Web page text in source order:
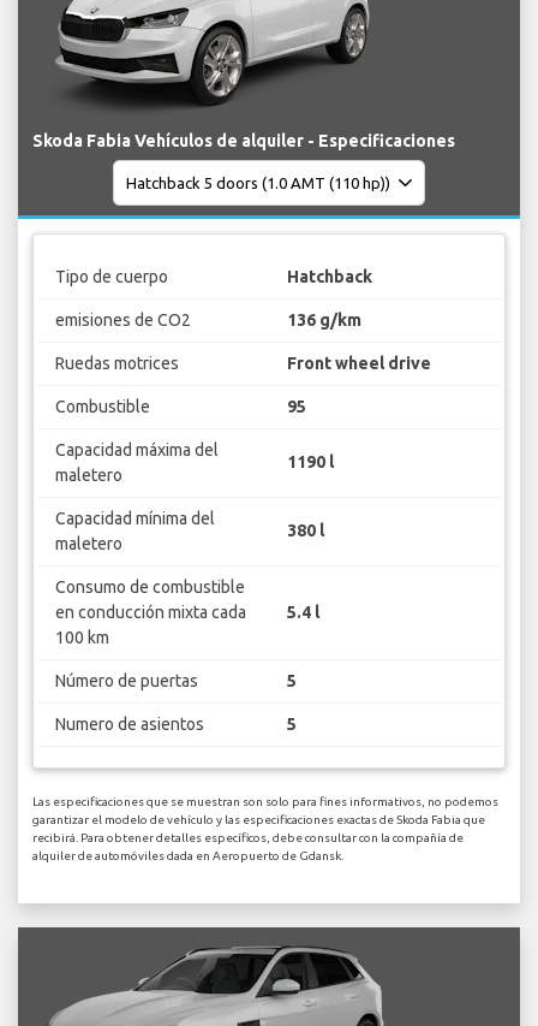
Skoda Fabia Vehículos de alquiler - Especificaciones
Tipo de cuerpo Hatchback
emisiones de CO2 136 g/km
Ruedas motrices Front wheel drive
Combustible 95
Capacidad máxima del
maletero
1190 l
Capacidad mínima del
maletero
380 l
Consumo de combustible
en conducción mixta cada
100 km
5.4 l
Número de puertas 5
Numero de asientos 5
Las especificaciones que se muestran son solo para fines informativos, no podemos
garantizar el modelo de vehículo y las especificaciones exactas de Skoda Fabia que
recibirá. Para obtener detalles específicos, debe consultar con la compañía de
alquiler de automóviles dada en Aeropuerto de Gdansk.